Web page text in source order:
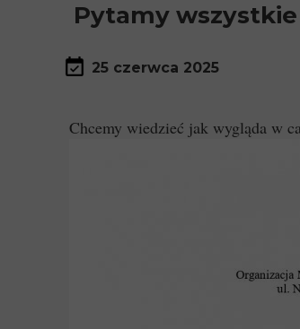
25 czerwca 2025
Chcemy wiedzieć jak wygląda w
Pytamy